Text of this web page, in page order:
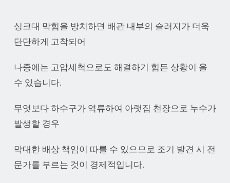
싱크대 막힘을 방치하면 배관 내부의 슬러지가 더욱
단단하게 고착되어
나중에는 고압세척으로도 해결하기 힘든 상황이 올
수 있습니다.
무엇보다 하수구가 역류하여 아랫집 천장으로 누수가
발생할 경우
막대한 배상 책임이 따를 수 있으므로 조기 발견 시 전
문가를 부르는 것이 경제적입니다.